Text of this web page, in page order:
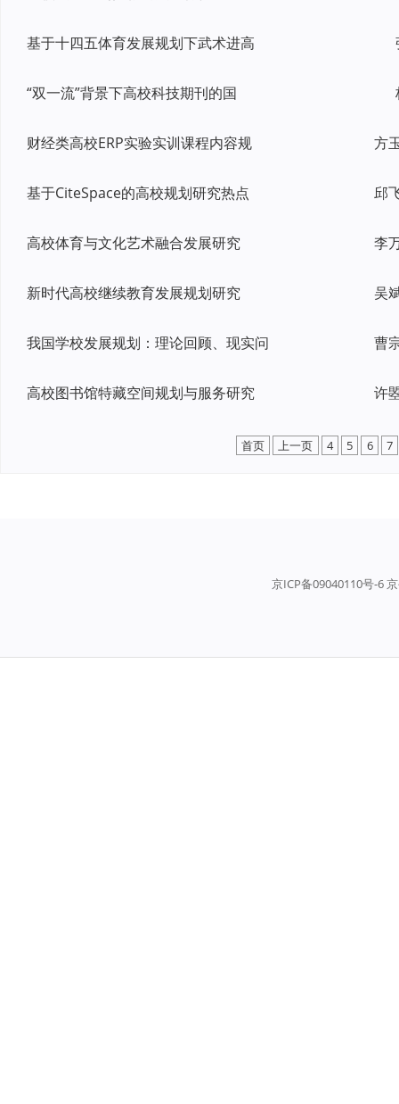
基于十四五体育发展规划下武术进高
“双一流”背景下高校科技期刊的国
财经类高校ERP实验实训课程内容规
基于CiteSpace的高校规划研究热点
高校体育与文化艺术融合发展研究
新时代高校继续教育发展规划研究
我国学校发展规划：理论回顾、现实问
高校图书馆特藏空间规划与服务研究
首页 上一页 4 5 6 7
京ICP备09040110号-6